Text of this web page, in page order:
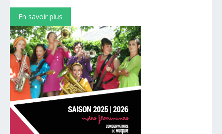
En savoir plus